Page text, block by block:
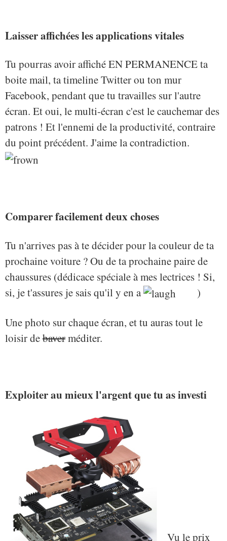
Laisser affichées les applications vitales
Tu pourras avoir affiché EN PERMANENCE ta
boite mail, ta timeline Twitter ou ton mur
Facebook, pendant que tu travailles sur l'autre
écran. Et oui, le multi-écran c'est le cauchemar des
patrons ! Et l'ennemi de la productivité, contraire
du point précédent. J'aime la contradiction.
Comparer facilement deux choses
Tu n'arrives pas à te décider pour la couleur de ta
prochaine voiture ? Ou de ta prochaine paire de
chaussures (dédicace spéciale à mes lectrices ! Si,
si, je t'assures je sais qu'il y en a
)
Une photo sur chaque écran, et tu auras tout le
loisir debaverméditer.
Exploiter au mieux l'argent que tu as investi
Vu le prix